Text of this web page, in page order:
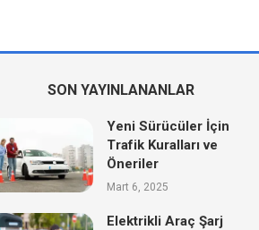
SON YAYINLANANLAR
Yeni Sürücüler İçin
Trafik Kuralları ve
Öneriler
Mart 6, 2025
Elektrikli Araç Şarj